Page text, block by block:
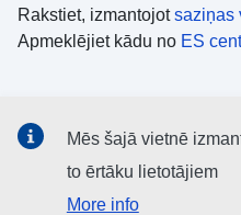
Rakstiet, izmantojotsaziņas
Apmeklējiet kādu no ES
ES kontisociālajos medijos
Mēs šajā vietnē
to ērtāku lietotājiem
More info